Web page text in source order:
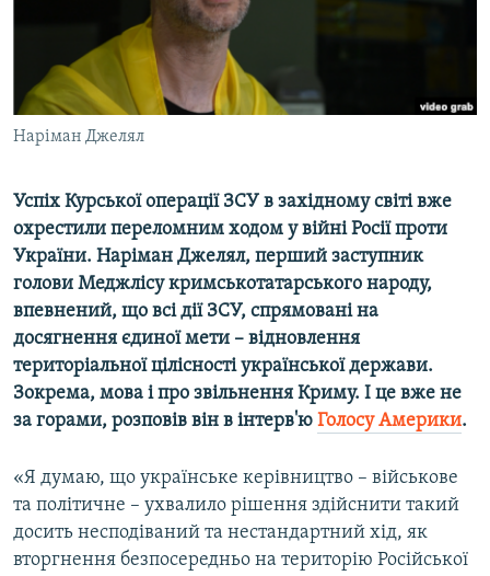
ВІДЕОУРОКИ «ELIFBE»
СВІДЧЕННЯ ОКУПАЦІЇ
УКРАЇНСЬКА ПРОБЛЕМА КРИМУ
ІНФОГРАФІКА
Qırımtatar
ДОЛУЧАЙСЯ!
Усі сайти RFE/RL
Наріман Джелял
Успіх Курської операції ЗСУ в західному світі вже
охрестили переломним ходом у війні Росії проти
України. Наріман Джелял, перший заступник
голови Меджлісу кримськотатарського народу,
впевнений, що всі дії ЗСУ, спрямовані на
досягнення єдиної мети – відновлення
територіальної цілісності української держави.
Зокрема, мова і про звільнення Криму. І це вже не
за горами, розповів він в інтерв'ю Голосу Америки.
«Я думаю, що українське керівництво – військове
та політичне – ухвалило рішення здійснити такий
досить несподіваний та нестандартний хід, як
вторгнення безпосередньо на територію Російської